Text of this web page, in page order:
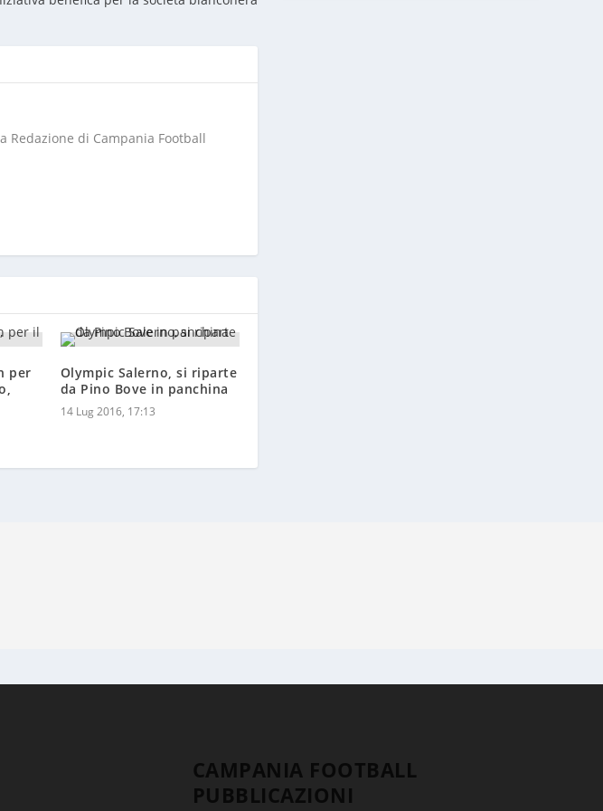
di Campania Football
per
Olympic Salerno, si riparte
da Pino Bove in panchina
14 Lug 2016, 17:13
PUBBLICAZIONI
TESTATA GIORNALISTICA